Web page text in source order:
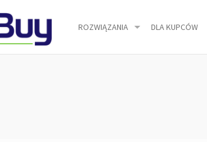
ROZWIĄZANIA DLA KUPCÓW